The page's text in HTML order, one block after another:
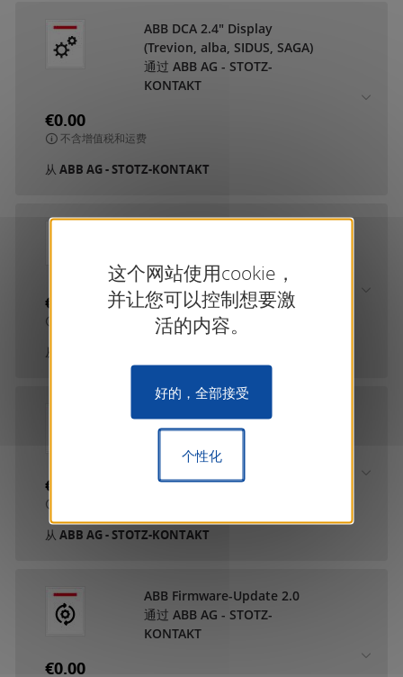
ABB DCA 2.4" Display
(Trevion, alba, SIDUS, SAGA)
通过 ABB AG - STOTZ-
KONTAKT
€0.00
不含增值税和运费
从 ABB AG - STOTZ-KONTAKT
KONTAKT
€0.00
从
ABB DCA SmartTouch 10
通过 ABB AG - STOTZ-
KONTAKT
€0.00
从 ABB AG - STOTZ-KONTAKT
ABB Firmware-Update 2.0
通过 ABB AG - STOTZ-
KONTAKT
€0.00
这个网站使用cookie，
并让您可以控制想要激
活的内容。
好的，全部接受
个性化